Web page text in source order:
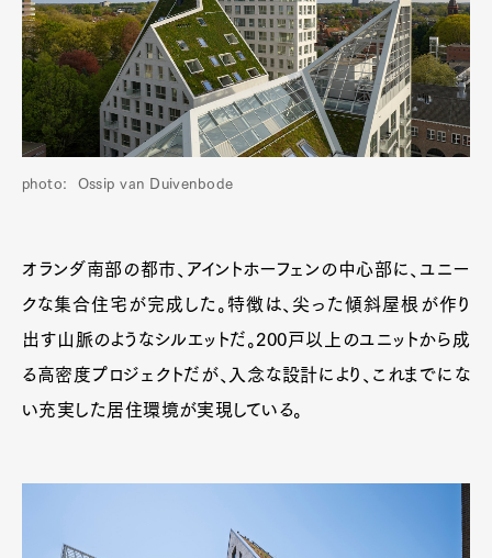
photo: Ossip van Duivenbode
オランダ南部の都市、アイントホーフェンの中心部に、ユニー
クな集合住宅が完成した。特徴は、尖った傾斜屋根が作り
出す山脈のようなシルエットだ。200戸以上のユニットから成
る高密度プロジェクトだが、入念な設計により、これまでにな
い充実した居住環境が実現している。